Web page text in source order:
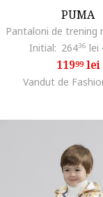
PUMA
Initial: 26436 lei
11999lei
Vandut de